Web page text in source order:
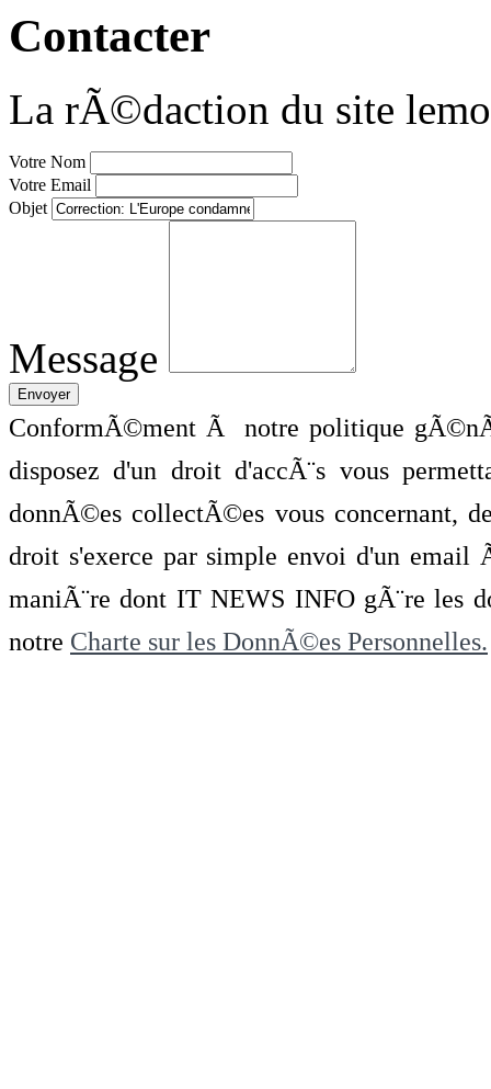
Contacter
La rÃ©daction du site
Votre Nom
Votre Email
Objet
Message
ConformÃ©ment Ã notre politique
disposez d'un droit d'accÃ¨s vous
donnÃ©es collectÃ©es vous concernant,
droit s'exerce par simple envoi d'un
maniÃ¨re dont IT NEWS INFO gÃ¨re les
notre Charte sur les DonnÃ©es Personnelles.